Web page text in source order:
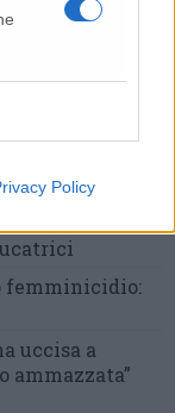
Policy
femminicidio:
uccisa a
ammazzata”